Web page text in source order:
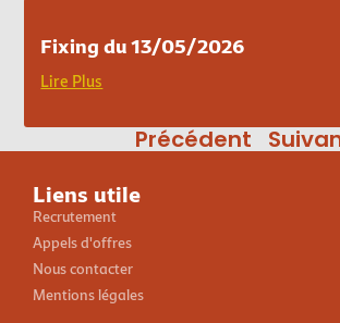
Fixing du 13/05/2026
Lire Plus
Précédent
Liens utile
Recrutement
Appels d'offres
Nous contacter
Mentions légales